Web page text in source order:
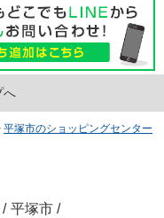
へ
平塚市のショッピングセンター
/ 平塚市 /